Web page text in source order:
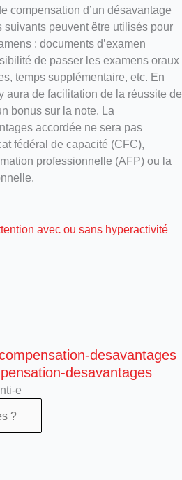
compensation d’un désavantage
suivants peuvent être utilisés pour
: documents d’examen
de passer les examens oraux
temps supplémentaire, etc. En
aura de facilitation de la réussite de
bonus sur la note. La
accordée ne sera pas
fédéral de capacité (CFC),
professionnelle (AFP) ou la
avec ou sans hyperactivité
desavantages
desavantages
e